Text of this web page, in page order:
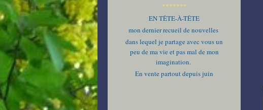
*******
EN TÊTE-À-TÊTE
mon dernier recueil de nouvelles
dans lequel je partage avec vous un
peu de ma vie et pas mal de mon
imagination.
En vente partout depuis juin